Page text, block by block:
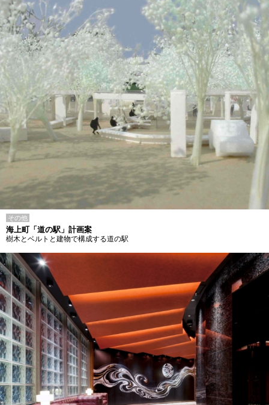
その他
海上町「道の駅」計画案
樹木とベルトと建物で構成する道の駅